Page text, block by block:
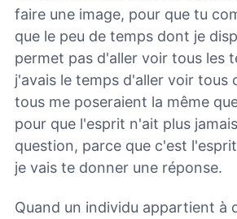
faire une image, pour que tu
que le peu de temps dont je
permet pas d'aller voir tous les
j'avais le temps d'aller voir tous
tous me poseraient la même
pour que l'esprit n'ait plus
question, parce que c'est
je vais te donner une réponse.
Quand un individu appartient à